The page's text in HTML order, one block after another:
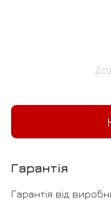
Гарантія
Гарантія від